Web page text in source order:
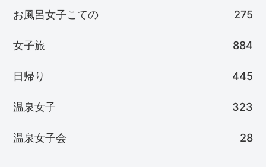
お風呂女子こての 275
女子旅 884
日帰り 445
温泉女子 323
温泉女子会 28